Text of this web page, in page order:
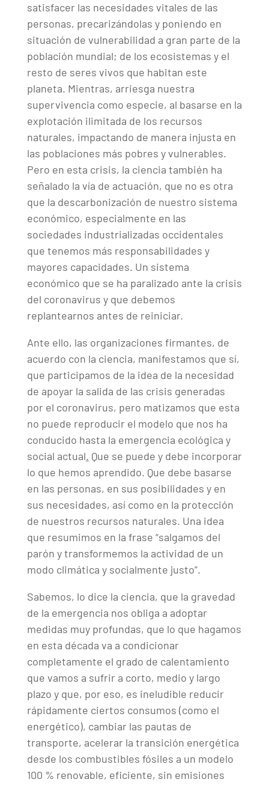
satisfacer las necesidades vitales de las
personas, precarizándolas y poniendo en
situación de vulnerabilidad a gran parte de la
población mundial; de los ecosistemas y el
resto de seres vivos que habitan este
planeta. Mientras, arriesga nuestra
supervivencia como especie, al basarse en la
explotación ilimitada de los recursos
naturales, impactando de manera injusta en
las poblaciones más pobres y vulnerables.
Pero en esta crisis, la ciencia también ha
señalado la vía de actuación, que no es otra
que la descarbonización de nuestro sistema
económico, especialmente en las
sociedades industrializadas occidentales
que tenemos más responsabilidades y
mayores capacidades. Un sistema
económico que se ha paralizado ante la crisis
del coronavirus y que debemos
replantearnos antes de reiniciar.
Ante ello, las organizaciones firmantes, de
acuerdo con la ciencia, manifestamos que sí,
que participamos de la idea de la necesidad
de apoyar la salida de las crisis generadas
por el coronavirus, pero matizamos que esta
no puede reproducir el modelo que nos ha
conducido hasta la emergencia ecológica y
social actual. Que se puede y debe incorporar
lo que hemos aprendido. Que debe basarse
en las personas, en sus posibilidades y en
sus necesidades, así como en la protección
de nuestros recursos naturales. Una idea
que resumimos en la frase “salgamos del
parón y transformemos la actividad de un
modo climática y socialmente justo”.
Sabemos, lo dice la ciencia, que la gravedad
de la emergencia nos obliga a adoptar
medidas muy profundas, que lo que hagamos
en esta década va a condicionar
completamente el grado de calentamiento
que vamos a sufrir a corto, medio y largo
plazo y que, por eso, es ineludible reducir
rápidamente ciertos consumos (como el
energético), cambiar las pautas de
transporte, acelerar la transición energética
desde los combustibles fósiles a un modelo
100 % renovable, eficiente, sin emisiones